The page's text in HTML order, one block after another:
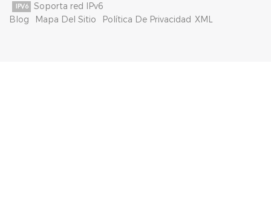
Soporta red IPv6
Blog
Mapa Del Sitio Política De Privacidad XML